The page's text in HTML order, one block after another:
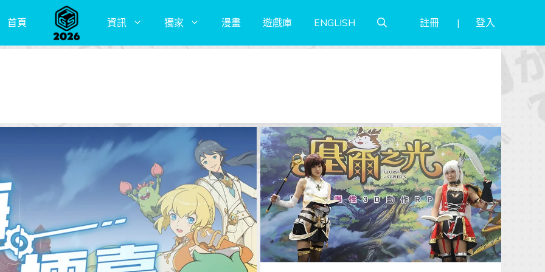
首頁 資訊 獨家 漫畫 遊戲庫 ENGLISH 註冊 登入